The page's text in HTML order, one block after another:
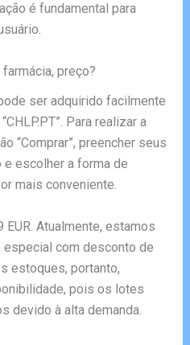
é fundamental para
preço?
ser adquirido facilmente
Para realizar a
“Comprar”, preencher seus
escolher a forma de
mais conveniente.
Atualmente, estamos
com desconto de
estoques, portanto,
pois os lotes
devido à alta demanda.